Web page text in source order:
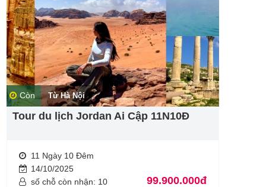
Còn Từ Hà Nội
Tour du lịch Jordan Ai Cập 11N10Đ
11 Ngày 10 Đêm
14/10/2025
số chỗ còn nhận: 10
99.900.000đ